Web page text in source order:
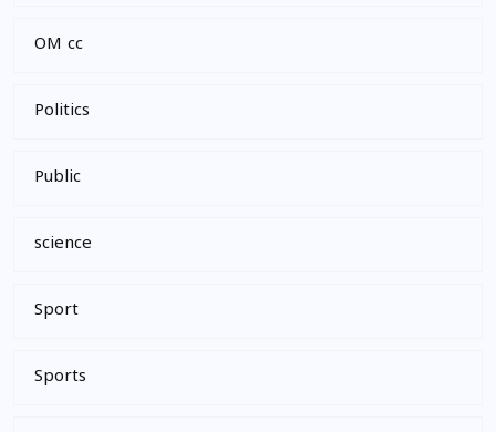
OM cc
Politics
Public
science
Sport
Sports